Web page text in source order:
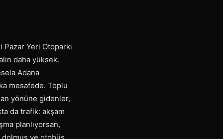
Yeri Otoparkı
daha yüksek.
Adana
mesafede. Toplu
yönüne gidenler,
da trafik: akşam
planlıyorsan,